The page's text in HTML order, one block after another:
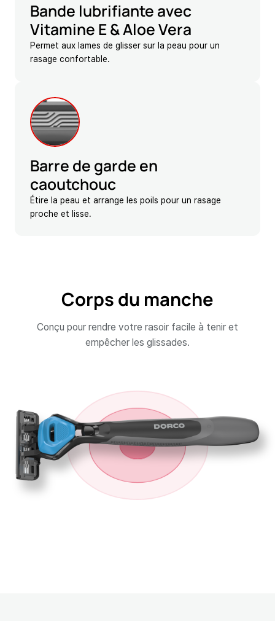
Bande lubrifiante avec
Vitamine E & Aloe Vera
Permet aux lames de glisser sur la peau pour un
rasage confortable.
Barre de garde en
caoutchouc
Étire la peau et arrange les poils pour un rasage
proche et lisse.
Corps du manche
Conçu pour rendre votre rasoir facile à tenir et
empêcher les glissades.